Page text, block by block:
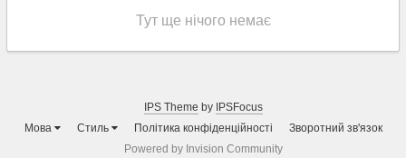
Тут ще нічого немає
IPS Theme by IPSFocus
Мова
Стиль Політика конфіденційності
Зворотний зв'язок
Powered by Invision Community